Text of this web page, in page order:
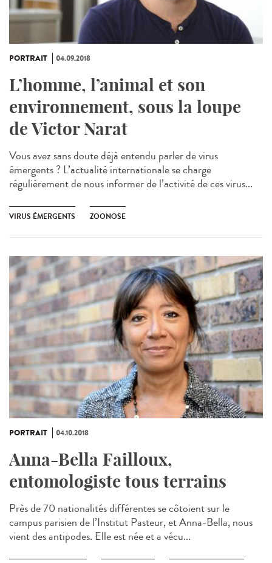
PORTRAIT 04.09.2018
L’homme, l’animal et son
environnement, sous la loupe
de Victor Narat
Vous avez sans doute déjà entendu parler de virus
émergents ? L’actualité internationale se charge
régulièrement de nous informer de l’activité de ces virus...
VIRUS ÉMERGENTS ZOONOSE
PORTRAIT 04.10.2018
Anna-Bella Failloux,
entomologiste tous terrains
Près de 70 nationalités différentes se côtoient sur le
campus parisien de l’Institut Pasteur, et Anna-Bella, nous
vient des antipodes. Elle est née et a vécu...